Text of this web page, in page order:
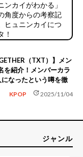
カイがわかる」
角度からの考察記
ヒュニンカイにつ
！
（TXT）】メン
を紹介！メンバーカラ
なったという噂を徹
KPOP update2025/11/04
ジャンル